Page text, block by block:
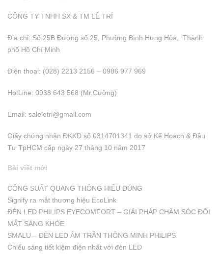
CÔNG TY TNHH SX & TM LÊ TRÍ
Địa chỉ: Số 25B Đường số 25, Phường Bình Hưng Hòa, Thành
phố Hồ Chí Minh
Điện thoại: (028) 2213 2156 – 0986 977 969
HotLine: 0938 643 568 (Mr.Cường)
Email: saleletri@gmail.com
Giấy chứng nhận ĐKKD số 0314701341 do sở Kể Hoạch & Đầu
Tư TpHCM cấp ngày 27 tháng 10 năm 2017
Bài viết mới
CÔNG SUẤT QUANG THÔNG HIỂU ĐÚNG
Signify ra mắt thương hiệu EcoLink
ĐÈN LED PHILIPS EYECOMFORT – GIẢI PHÁP CHĂM SÓC ĐÔI
MẮT SÁNG KHỎE
SMALU – ĐÈN LED ÂM TRẦN THÔNG MINH PHILIPS
Chiếu sáng tiết kiệm điện nhất với đèn LED